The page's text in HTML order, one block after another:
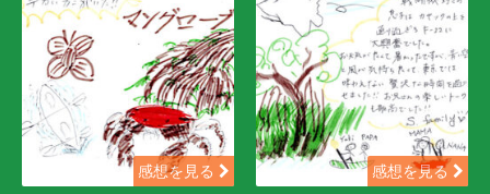
感想を見る
感想を見る